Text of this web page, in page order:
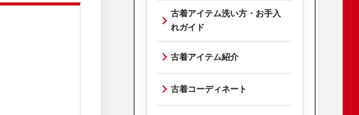
古着アイテム洗い方・お手入
れガイド
古着アイテム紹介
古着コーディネート